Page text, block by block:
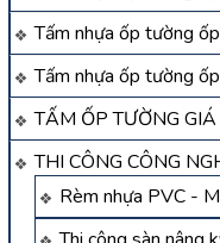
Tấm nhựa ốp tường
Tấm nhựa ốp tường
TẤM ỐP TƯỜNG GIÁ
THI CÔNG CÔNG
Rèm nhựa PVC -